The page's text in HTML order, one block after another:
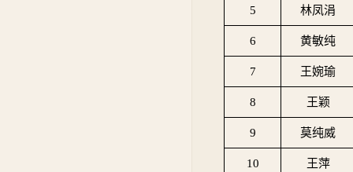
5 林凤涓
6 黄敏纯
7 王婉瑜
8 王颖
9 莫纯威
10 王萍